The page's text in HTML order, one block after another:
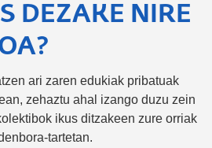
DEZAKE NIRE
ari zaren edukiak pribatuak
zehaztu ahal izango duzu zein
ikus ditzakeen zure orriak
tartetan.